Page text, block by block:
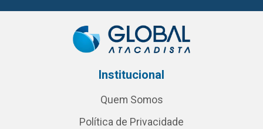
Institucional
Quem Somos
Política de Privacidade